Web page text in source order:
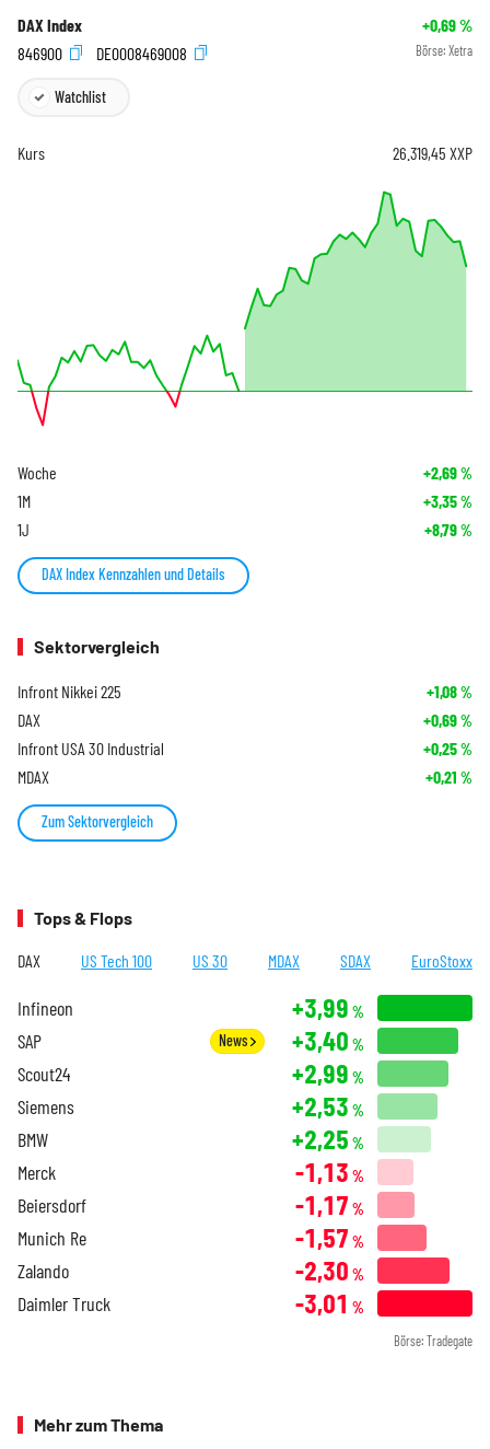
DAX Index +0,69%
846900
DE0008469008 Börse: Xetra
Watchlist
Kurs 26.319,45 XXP
Woche +2,69%
1M +3,35%
1J +8,79%
DAX Index Kennzahlen und Details
Sektorvergleich
Infront Nikkei 225 +1,08%
DAX +0,69%
Infront USA 30 Industrial +0,25%
MDAX +0,21 %
Zum Sektorvergleich
Tops & Flops
DAX US Tech 100 US 30 MDAX SDAX EuroStoxx
Infineon +3,99 %
SAP News +3,40 %
Scout24 +2,99 %
Siemens +2,53 %
BMW +2,25 %
Merck -1,13 %
Beiersdorf -1,17 %
Munich Re -1,57 %
Zalando -2,30 %
Daimler Truck -3,01 %
Börse: Tradegate
Mehr zum Thema